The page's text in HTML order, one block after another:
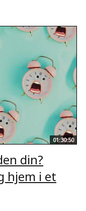
01:30:50
din?
hjem i et